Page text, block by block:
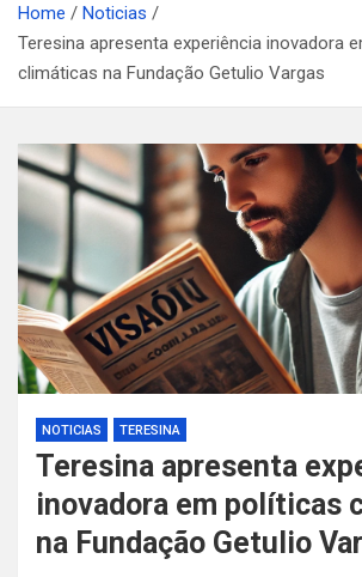
Home
Noticias
Teresina apresenta experiência inovadora
climáticas na Fundação Getulio Vargas
NOTICIAS TERESINA
Teresina apresenta
inovadora em políticas
na Fundação Getulio